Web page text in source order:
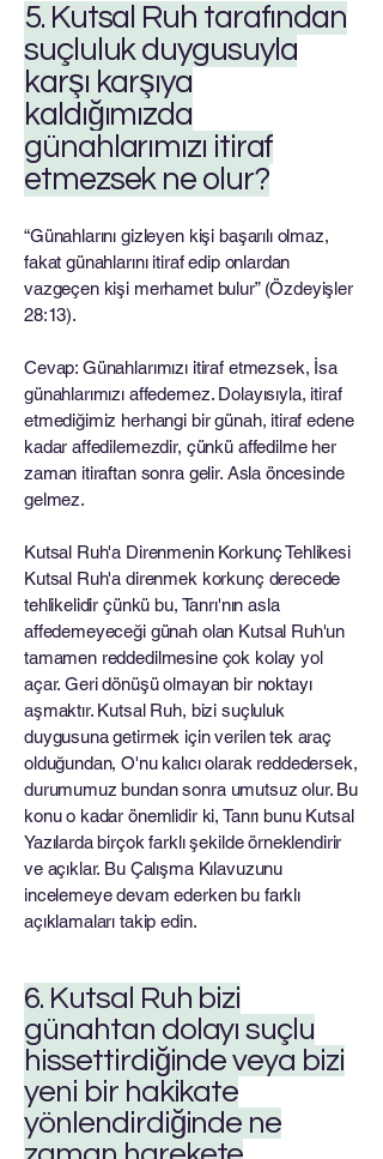
5. Kutsal Ruh tarafından
suçluluk duygusuyla
karşı karşıya
kaldığımızda
günahlarımızı itiraf
etmezsek ne olur?
“Günahlarını gizleyen kişi başarılı olmaz,
fakat günahlarını itiraf edip onlardan
vazgeçen kişi merhamet bulur” (Özdeyişler
28:13).
Cevap: Günahlarımızı itiraf etmezsek, İsa
günahlarımızı affedemez. Dolayısıyla, itiraf
etmediğimiz herhangi bir günah, itiraf edene
kadar affedilemezdir, çünkü affedilme her
zaman itiraftan sonra gelir. Asla öncesinde
gelmez.
Kutsal Ruh'a Direnmenin Korkunç Tehlikesi
Kutsal Ruh'a direnmek korkunç derecede
tehlikelidir çünkü bu, Tanrı'nın asla
affedemeyeceği günah olan Kutsal Ruh'un
tamamen reddedilmesine çok kolay yol
açar. Geri dönüşü olmayan bir noktayı
aşmaktır. Kutsal Ruh, bizi suçluluk
duygusuna getirmek için verilen tek araç
olduğundan, O'nu kalıcı olarak reddedersek,
durumumuz bundan sonra umutsuz olur. Bu
konu o kadar önemlidir ki, Tanrı bunu Kutsal
Yazılarda birçok farklı şekilde örneklendirir
ve açıklar. Bu Çalışma Kılavuzunu
incelemeye devam ederken bu farklı
açıklamaları takip edin.
6. Kutsal Ruh bizi
günahtan dolayı suçlu
hissettirdiğinde veya bizi
yeni bir hakikate
yönlendirdiğinde ne